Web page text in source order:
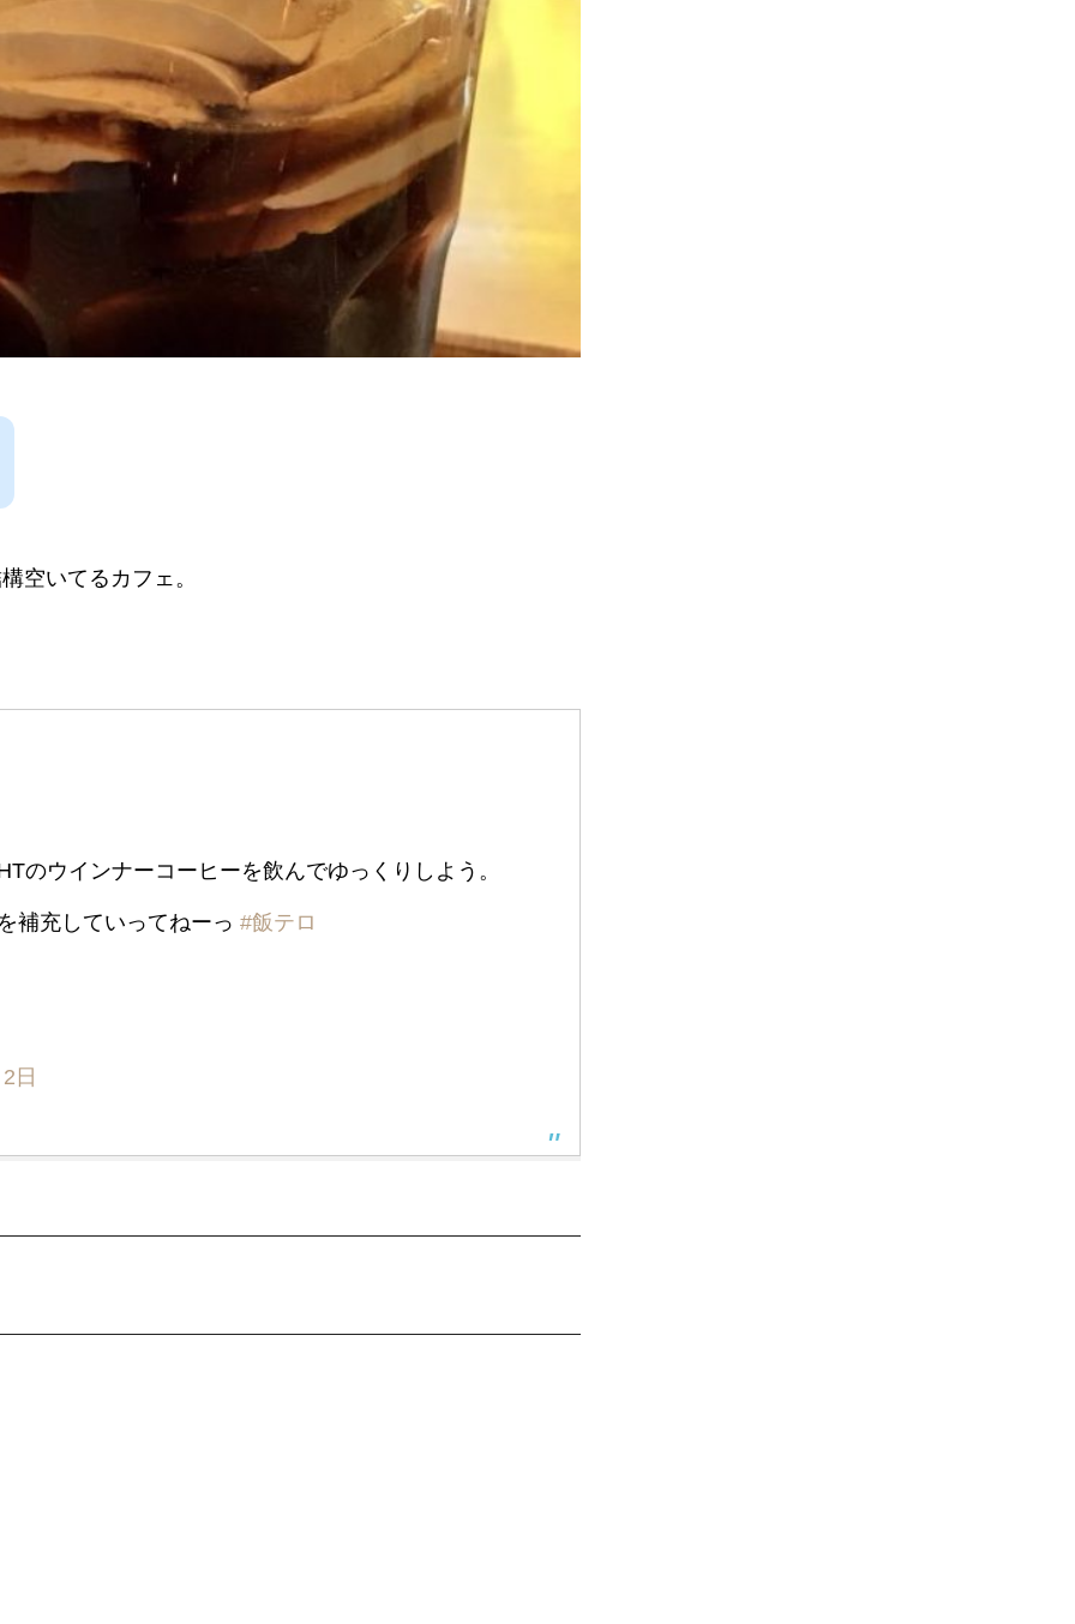
空いてるカフェ。
のウインナーコーヒーを飲んでゆっくりしよう。
補充していってねーっ #飯テロ
日